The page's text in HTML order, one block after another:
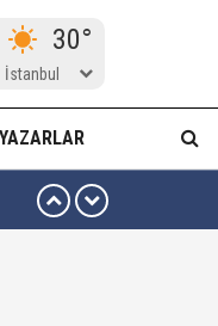
30°
İstanbul
YAZARLAR